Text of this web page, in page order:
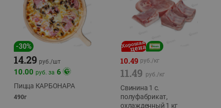
-30%
14.29 руб./шт
10.00 руб. за 6
Пицца КАРБОНАРА
490г
10.49 руб./кг
11.49 руб./кг
Свинина 1 с.
полуфабрикат,
охлажденный 1 кг